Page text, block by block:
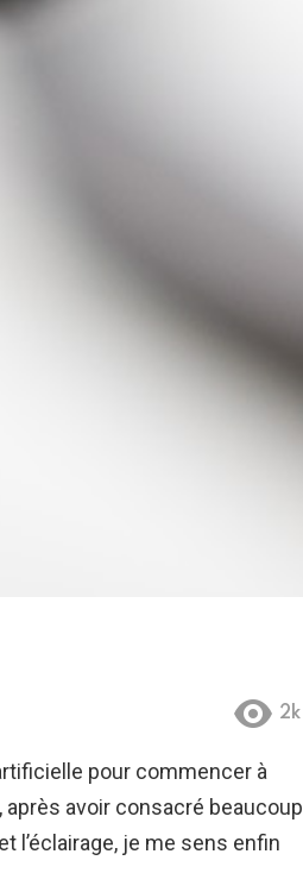
2k
pour commencer à
après avoir consacré beaucoup
l’éclairage, je me sens enfin